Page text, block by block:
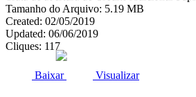
Tamanho do Arquivo: 5.19 MB
Created: 02/05/2019
Updated: 06/06/2019
Cliques: 117
Baixar Visualizar